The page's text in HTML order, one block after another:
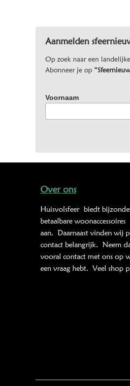
Aanmelden
Op zoek naar een
Abonneer je op
Voornaam
Over ons
Huisvolsfeer biedt
betaalbare woonaccessoires
aan. Daarnaast vinden wij
contact belangrijk. Neem
vooral contact met ons op
een vraag hebt. Veel shop